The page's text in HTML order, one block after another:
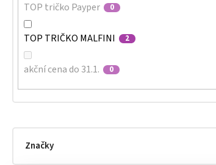
TOP tričko Payper 0
TOP TRIČKO MALFINI 2
akční cena do 31.1. 0
Značky